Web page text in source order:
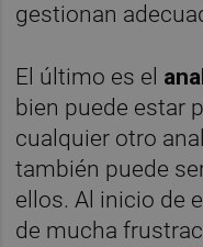
gestionan
El último es el
bien puede estar
cualquier otro
también puede
ellos. Al inicio de
de mucha